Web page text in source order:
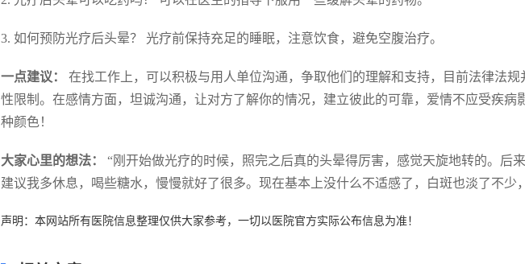
3. 如何预防光疗后头晕？ 光疗前保持充足的睡眠，注意饮食，避免空腹治疗。
一点建议：
在找工作上，可以积极与用人单位沟通，争取他们的理解和支持，目前法律法规
性限制。在感情方面，坦诚沟通，让对方了解你的情况，建立彼此的可靠，爱情不应受疾病
种颜色！
大家心里的想法：
“刚开始做光疗的时候，照完之后真的头晕得厉害，感觉天旋地转的。后
建议我多休息，喝些糖水，慢慢就好了很多。现在基本上没什么不适感了，白斑也淡了不少
声明：本网站所有医院信息整理仅供大家参考，一切以医院官方实际公布信息为准！